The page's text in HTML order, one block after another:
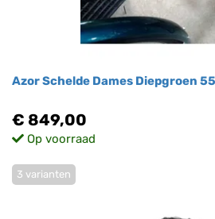
Azor Schelde Dames Diepgroen
€ 849,00
Op voorraad
3 varianten